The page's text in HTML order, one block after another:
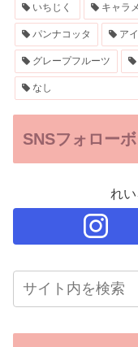
いちじく キャラ
パンナコッタ ア
グレープフルーツ
なし
SNSフォロー
れ